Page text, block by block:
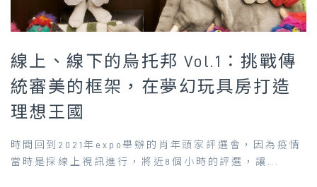
線上、線下的烏托邦 Vol.1：挑戰傳
統審美的框架，在夢幻玩具房打造
理想王國
時間回到2021年expo舉辦的肖年頭家評選會，因為疫情
當時是採線上視訊進行，將近8個小時的評選，讓...